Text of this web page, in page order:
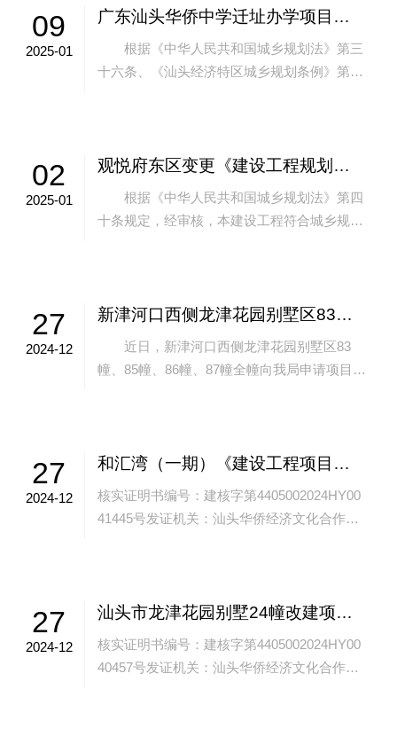
09
2025-01
广东汕头华侨中学迁址办学项目《建设项目用地预审与选址意见书》批后公告
根据《中华人民共和国城乡规划法》第三
十六条、《汕头经济特区城乡规划条例》第四
02
2025-01
观悦府东区变更《建设工程规划许可证》批后公告
根据《中华人民共和国城乡规划法》第四
十条规定，经审核，本建设工程符合城乡规划
27
2024-12
新津河口西侧龙津花园别墅区83幢、85幢、86幢、87幢全幢建设工程规划许可申请事项批前公示
近日，新津河口西侧龙津花园别墅区83
幢、85幢、86幢、87幢全幢向我局申请项目建
27
2024-12
和汇湾（一期）《建设工程项目规划核实证明书》批后公告
核实证明书编号：建核字第4405002024HY00
41445号发证机关：汕头华侨经济文化合作试
27
2024-12
汕头市龙津花园别墅24幢改建项目《建设工程项目规划核实证明书》批后公告
核实证明书编号：建核字第4405002024HY00
40457号发证机关：汕头华侨经济文化合作试